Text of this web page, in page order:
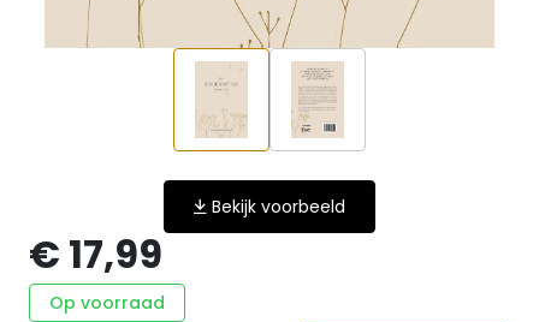
Bekijk voorbeeld
€ 17,99
Op voorraad